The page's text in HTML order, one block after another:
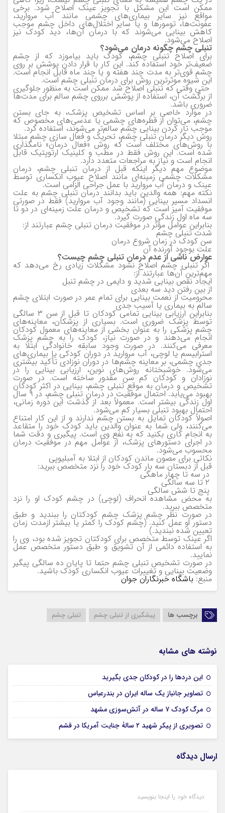
ممکن است این مشکل با تجویز عینک اصلاح شود. برخی
مواقع نیز سایر بیماری‌های چشمی مانند آب مروارید،
عفونت‌ها، تومور‌ها و یا سایر اختلال‌های داخل چشم موجب
کاهش بینایی می‌شوند که با درمان آن‌ها، دید کودک نیز
اصلاح می‌شود.
تنبلی چشم چگونه درمان می‌شود؟
برای اصلاح تنبلی چشم، کودک باید بیاموزد که از چشم
ضعیف‌تر خود استفاده کند. این کار با قرار دادن پوشش بر روی
چشم قوی‌تر به مدت چند هفته و یا چند ماه قابل انجام است.
این شیوه موثرترین روش برای درمان تنبلی چشم است.
حتی وقتی که تنبلی اصلاح شد ممکن است به منظور جلوگیری
از برگشت آن، استفاده از پوشش برروی چشم سالم برای مدت‌ها
ضروری باشد.
در موارد خاصی بر اساس تشخیص پزشک، به جای بستن
چشم، می‌توان از قطره‌های چشمی یا عدسی‌های مخصوص که
موجب تار کردن بینایی چشم سالم‌تر می‌شوند، استفاده کرد.
روش دیگر درمان تنبلی چشم، تحریک و فعال سازی چشم مبتلا
با روش‌های مختلف است که روش «فعال درمان» نامگذاری
شده است. این روش فقط در مطب و کلینیک ارتوپتیک قابل
انجام است و نیاز به مراجعات متعدد دارد.
موضوع مهم دیگر اینکه قبل از درمان تنبلی چشم، درمان
مشکلات چشمی زمینه‌ای مانند اصلاح عیوب انکساری توسط
عینک و درمان آب مروارید با عمل جراحی الزامی است.
نکته مهم: همه والدین باید بدانند درمان تنبلی چشم به علت
انسداد مسیر بینایی (مانند وجود آب مروارید) فقط در صورتی
موفقیت آمیز است که تشخیص و درمان علت زمینه‌ای در دو تا
سه ماه اول زندگی صورت گیرد.
بنابراین عوامل مؤثر در موفقیت درمان تنبلی چشم عبارتند از:
شدت تنبلی چشم
سن کودک در زمان شروع درمان
علت بوجود آورنده آن
عوارض ناشی از عدم درمان تنبلی چشم چیست؟
اگر تنبلی چشم اصلاح نشود مشکلات زیادی رخ می‌دهد که
مهم‌ترین آن‌ها عبارتند از:
ایجاد نقص بینایی شدید و دایمی در چشم تنبل
از بین رفتن دید سه بعدی
محرومیت از نعمت بینایی برای تمام عمر در صورت ابتلای چشم
سالم به بیماری یا آسیب جدی
بنابراین ارزیابی بینایی تمامی کودکان تا قبل از سن ۳ سالگی
توسط پزشک ضروری است. بسیاری از پزشکان، معاینه‌های
چشم پزشکی را به عنوان بخشی از معاینه‌های معمول کودکان
انجام می‌دهند و در صورت نیاز، کودک را به چشم پزشک
معرفی می‌کنند. در صورت وجود سابقه خانوادگی ابتلا به
استرابیسم یا لوچی، آب مروارید در دوران کودکی یا بیماری‌های
جدی چشمی، بر معاینه چشم‌ها در دوران نوزادی تأکید بیشتری
می‌شود. خوشبختانه روش‌های نوین، ارزیابی بینایی را در
نوزادان و کودکان کم سن مقدور ساخته است. در صورت
تشخیص و درمان به موقع تنبلی چشم، بینایی در اکثر کودکان
بهبود می‌یابد. احتمال موفقیت در درمان تنبلی چشم، در ۹ سال
اول زندگی بیشتر است. معمولاً بعد از گذشت این دوره زمانی،
احتمال بهبود تنبلی بسیار کم می‌شود.
اصولاً کودکان تمایل به بستن چشم ندارند و از این کار امتناع
می‌کنند، ولی شما به عنوان والدین باید کودک خود را متقاعد
به انجام کاری بکنید که به نفع وی است. پیگیری و دقت شما
در اجرای دستورهای پزشک، از عوامل مهم در موفقیت درمان
محسوب می‌شود.
نکاتی برای مصون ماندن کودکان از ابتلا به آمبلیوپی
قبل از دبستان سه بار کودک خود را نزد متخصص ببرید:
در سه تا چهار ماهگی
پنج تا شش سالگی
به محض مشاهده انحراف (لوچی) در چشم کودک او را نزد
متخصص ببرید.
در صورت نظر چشم پزشک چشم کودکتان را ببندید و طبق
دستور او عمل کنید. (چشم کودک را کمتر یا بیشتر ازمدت زمان
تعیین شده نبندید.)
اگر عینک توسط متخصص برای کودکتان تجویز شده بود، وی را
به استفاده دائمی از آن تشویق و طبق دستور متخصص عمل
نمایید.
در صورت تشخیص تنبلی چشم حتما تا پایان ده سالگی پیگیر
وضعیت بینایی و تغییرات عیوب انکساری کودک باشید.
منبع:باشگاه خبرنگاران جوان
برچسب ها پیشگیری از تنبلی چشم تنبلی چشم
نوشته های مشابه
این درد‌ها را در کودکان جدی بگیرید
تصاویر جانباز یک ساله ایران در بندرعباس
مرگ کودک ۷ ساله در آتش‌سوزی مشهد
تصویری از پیکر شهید ۲ سالۀ جنایت آمریکا در قشم
ارسال دیدگاه
دیدگاه خود را اینجا بنویسید